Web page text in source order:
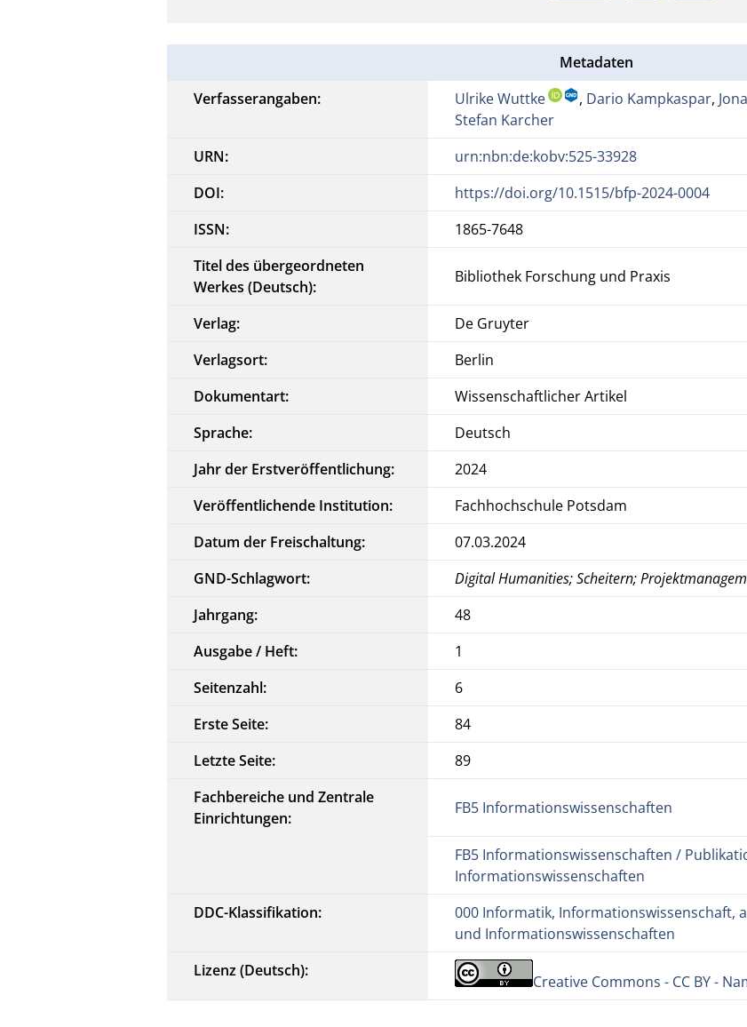
Metadaten
Verfasserangaben:
Ulrike Wuttke , Dario Kampkaspar,
Stefan Karcher
URN:
urn:nbn:de:kobv:525-33928
DOI:
https://doi.org/10.1515/bfp-2024-0004
ISSN:
1865-7648
Titel des übergeordneten
Werkes (Deutsch):
Bibliothek Forschung und Praxis
Verlag:
De Gruyter
Verlagsort:
Berlin
Dokumentart:
Wissenschaftlicher Artikel
Sprache:
Deutsch
Jahr der Erstveröffentlichung:
2024
Veröffentlichende Institution:
Fachhochschule Potsdam
Datum der Freischaltung:
07.03.2024
GND-Schlagwort:
Digital Humanities; Scheitern;
Jahrgang:
48
Ausgabe / Heft:
1
Seitenzahl:
6
Erste Seite:
84
Letzte Seite:
89
Fachbereiche und Zentrale
Einrichtungen:
FB5 Informationswissenschaften
FB5 Informationswissenschaften /
Informationswissenschaften
DDC-Klassifikation:
000 Informatik, Informationswissenschaft,
und Informationswissenschaften
Lizenz (Deutsch):
Creative Commons - CC BY -